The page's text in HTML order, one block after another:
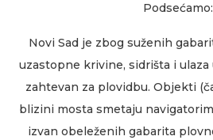
Podsećamo:
Novi Sad je zbog suženih
uzastopne krivine, sidrišta i
zahtevan za plovidbu. Objekti
blizini mosta smetaju
izvan obeleženih gabarita